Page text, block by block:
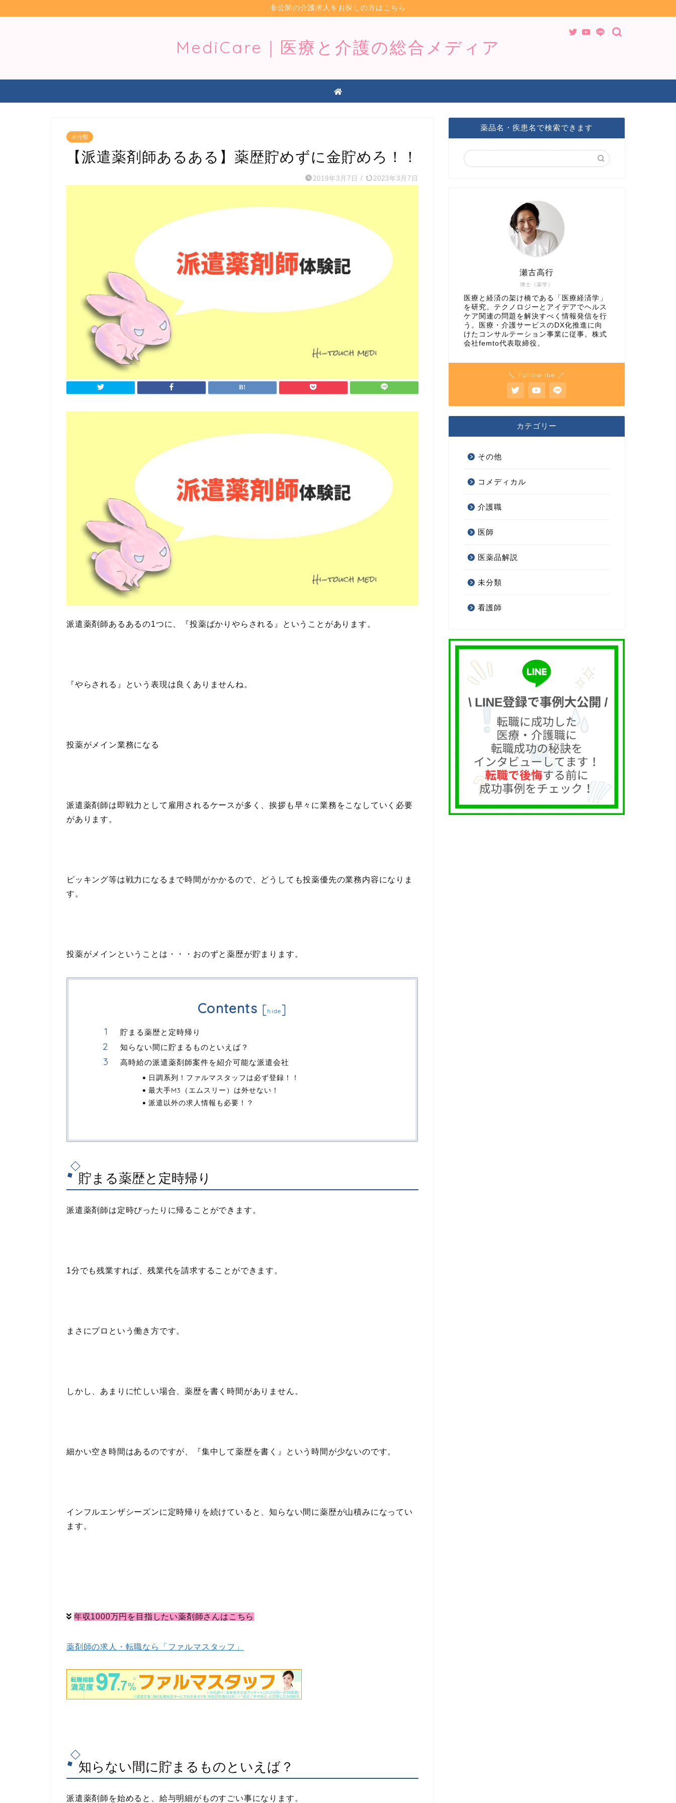
非公開の介護求人をお探しの方はこちら
MediCare｜医療と介護の総合メディア
未分類
【派遣薬剤師あるある】薬歴貯めずに金貯めろ！！
2019年3月7日 / 2023年3月7日
派遣薬剤師あるあるの1つに、『投薬ばかりやらされる』ということがあります。
『やらされる』という表現は良くありませんね。
投薬がメイン業務になる
派遣薬剤師は即戦力として雇用されるケースが多く、挨拶も早々に業務をこなしていく必要
があります。
ピッキング等は戦力になるまで時間がかかるので、どうしても投薬優先の業務内容になりま
す。
投薬がメインということは・・・おのずと薬歴が貯まります。
Contents [hide]
貯まる薬歴と定時帰り
知らない間に貯まるものといえば？
高時給の派遣薬剤師案件を紹介可能な派遣会社
日調系列！ファルマスタッフは必ず登録！！
最大手M3（エムスリー）は外せない！
派遣以外の求人情報も必要！？
貯まる薬歴と定時帰り
派遣薬剤師は定時ぴったりに帰る ことができます。
1分でも残業すれば、残業代を請求することができます。
まさにプロという働き方です。
しかし、あまりに忙しい場合、薬歴を書く時間がありません。
細かい空き時間はあるのですが、『集中して薬歴を書く 』という時間が少ないのです。
インフルエンザシーズンに定時帰りを続けていると、知らない間 に薬歴が山積みになってい
ます。
年収1000万円を目指したい薬剤師さんはこちら
薬剤師の求人・転職なら「ファルマスタッフ」
知らない間に貯まるものといえば？
派遣薬剤師を始めると、給与明細がものすごい事になります。
薬品名・疾患名で検索できます
博士（薬学）
瀬古高行
医療と経済の架け橋である「医療経済学」
を研究。テクノロジーとアイデアでヘルス
ケア関連の問題を解決すべく情報発信を行
う。医療・介護サービスのDX化推進に向
けたコンサルテーション事業に従事。株式
会社femto代表取締役。
＼ Follow me ／
カテゴリー
その他
コメディカル
介護職
医師
医薬品解説
未分類
看護師